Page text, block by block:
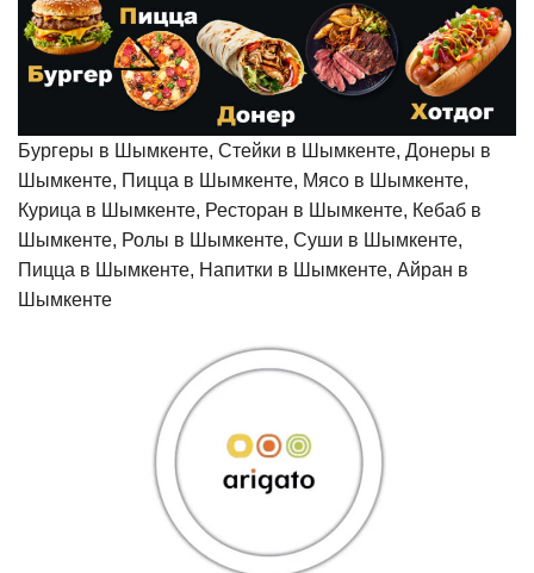
Бургеры в Шымкенте, Стейки в Шымкенте, Донеры в
Шымкенте, Пицца в Шымкенте, Мясо в Шымкенте,
Курица в Шымкенте, Ресторан в Шымкенте, Кебаб в
Шымкенте, Ролы в Шымкенте, Суши в Шымкенте,
Пицца в Шымкенте, Напитки в Шымкенте, Айран в
Шымкенте